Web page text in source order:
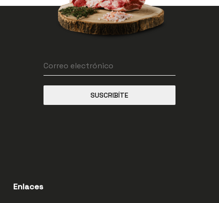
SUSCRIBÍTE
Enlaces